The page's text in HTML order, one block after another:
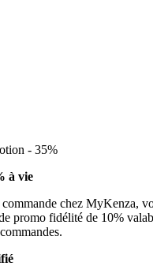
- 35%
à vie
chez MyKenza,
promo fidélité de 10%